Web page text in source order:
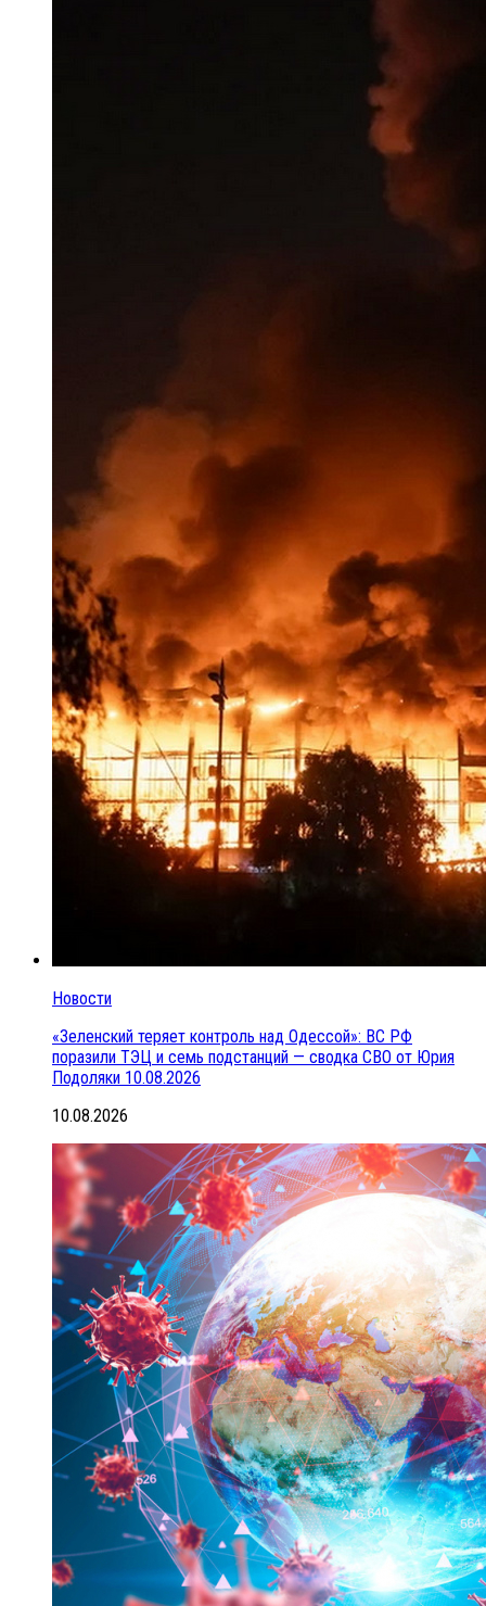
Новости
«Зеленский теряет контроль над Одессой»: ВС РФ
поразили ТЭЦ и семь подстанций — сводка СВО от Юрия
Подоляки 10.08.2026
10.08.2026